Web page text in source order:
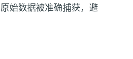
始数据被准确捕获，避